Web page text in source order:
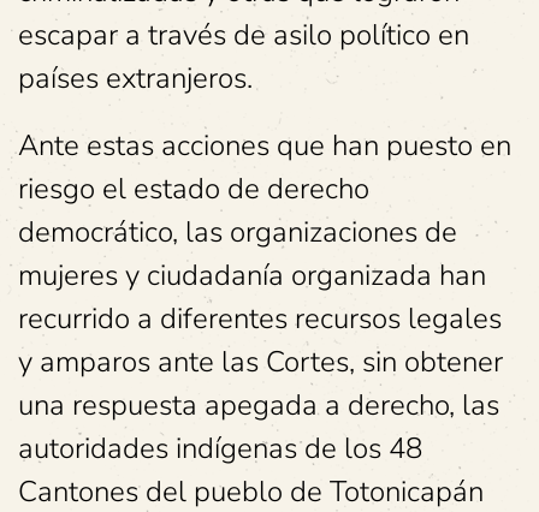
escapar a través de asilo político en
países extranjeros.
Ante estas acciones que han puesto en
riesgo el estado de derecho
democrático, las organizaciones de
mujeres y ciudadanía organizada han
recurrido a diferentes recursos legales
y amparos ante las Cortes, sin obtener
una respuesta apegada a derecho, las
autoridades indígenas de los 48
Cantones del pueblo de Totonicapán